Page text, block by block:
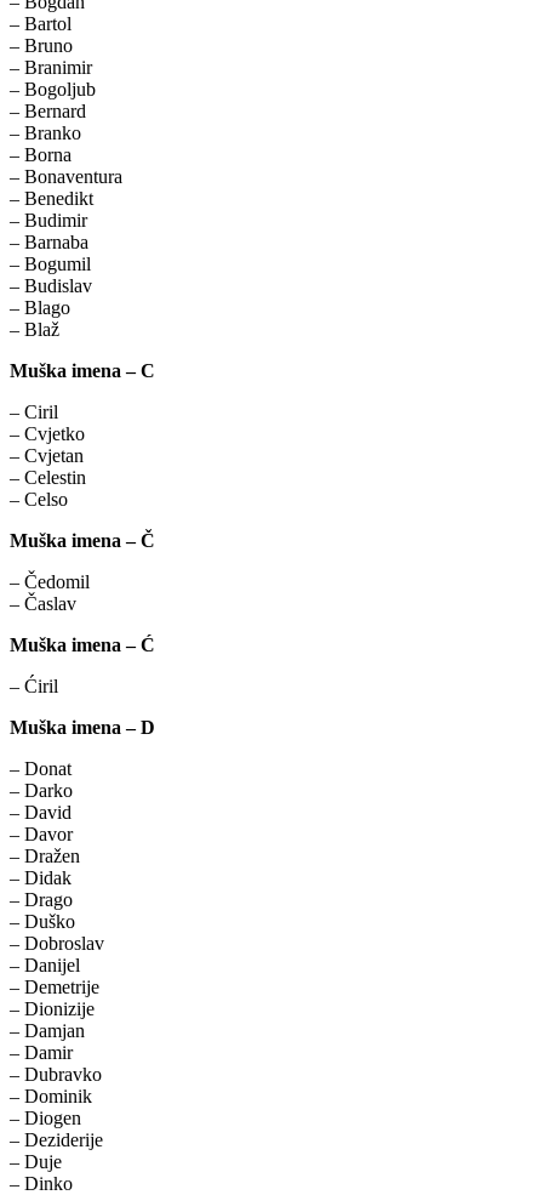
– Bartol
– Bruno
– Branimir
– Bogoljub
– Bernard
– Branko
– Borna
– Bonaventura
– Benedikt
– Budimir
– Barnaba
– Bogumil
– Budislav
– Blago
– Blaž
Muška imena – C
– Ciril
– Cvjetko
– Cvjetan
– Celestin
– Celso
Muška imena – Č
– Čedomil
– Časlav
Muška imena – Ć
– Ćiril
Muška imena – D
– Donat
– Darko
– David
– Davor
– Dražen
– Didak
– Drago
– Duško
– Dobroslav
– Danijel
– Demetrije
– Dionizije
– Damjan
– Damir
– Dubravko
– Dominik
– Diogen
– Deziderije
– Duje
– Dinko